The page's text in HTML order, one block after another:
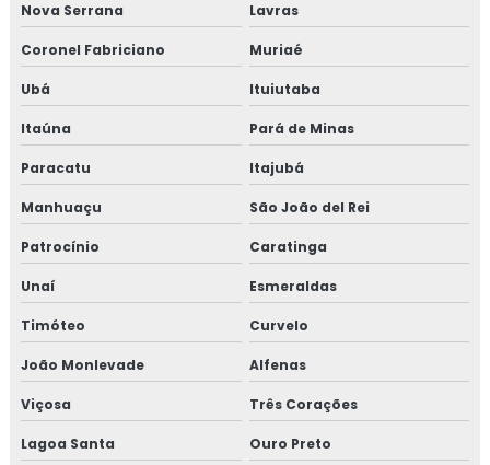
Nova Serrana Lavras
Coronel Fabriciano Muriaé
Ubá Ituiutaba
Itaúna Pará de Minas
Paracatu Itajubá
Manhuaçu São João del Rei
Patrocínio Caratinga
Unaí Esmeraldas
Timóteo Curvelo
João Monlevade Alfenas
Viçosa Três Corações
Lagoa Santa Ouro Preto